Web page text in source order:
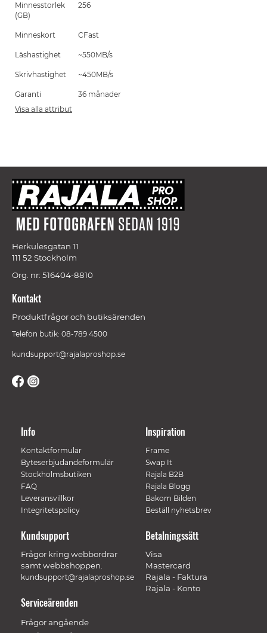
Minnesstorlek
(GB)
256
Minneskort CFast
Läshastighet ~550MB/s
Skrivhastighet ~450MB/s
Garanti
36 månader
Visa alla attribut
Herkulesgatan 11
111 52 Stockholm
Org. nr: 516404-8810
Kontakt
Produktfrågor och butiksärenden
Telefon butik: 08-789 4500
kundsupport@rajalaproshop.se
Info
Kontaktformulär
Byteserbjudandeformulär
Stockholmsbutiken
FAQ
Leveransvillkor
Integritetspolicy
Inspiration
Frame
Swap It
Rajala B2B
Rajala Blogg
Bakom Bilden
Beställ nyhetsbrev
Betalningssätt
Visa
Mastercard
Rajala - Faktura
Rajala - Konto
Kundsupport
Frågor kring webbordrar
samt webbshoppen.
kundsupport@rajalaproshop.se
Serviceärenden
Frågor angående